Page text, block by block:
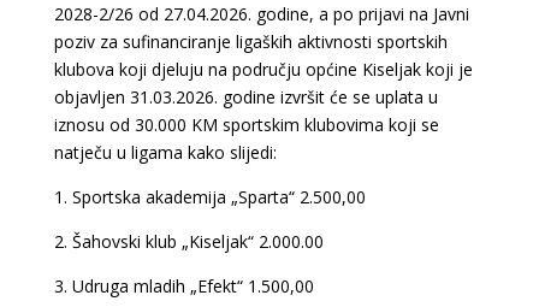
2028-2/26 od 27.04.2026. godine, a po prijavi na Javni
poziv za sufinanciranje ligaških aktivnosti sportskih
klubova koji djeluju na području općine Kiseljak koji je
objavljen 31.03.2026. godine izvršit će se uplata u
iznosu od 30.000 KM sportskim klubovima koji se
natječu u ligama kako slijedi:
1. Sportska akademija „Sparta“ 2.500,00
2. Šahovski klub „Kiseljak“ 2.000.00
3. Udruga mladih „Efekt“ 1.500,00